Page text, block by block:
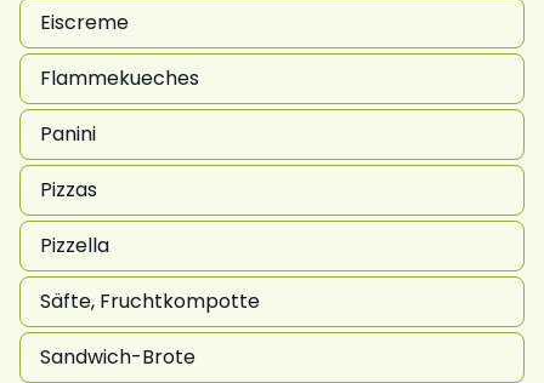
Eiscreme
Flammekueches
Panini
Pizzas
Pizzella
Säfte, Fruchtkompotte
Sandwich-Brote